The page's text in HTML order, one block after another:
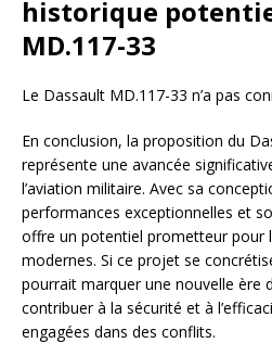
historique
MD.117-33
Le Dassault MD.117-33 n’a pas
En conclusion, la proposition du
représente une avancée
l’aviation militaire. Avec sa
performances exceptionnelles et
offre un potentiel prometteur pour
modernes. Si ce projet se
pourrait marquer une nouvelle ère
contribuer à la sécurité et à
engagées dans des conflits.